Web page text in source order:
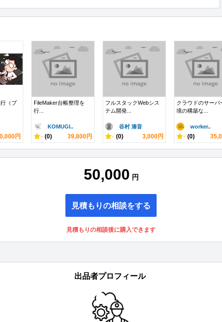
（プ
円
FileMaker台帳整理を
行...
KOMUGI..
- (0) 39,800円
フルスタックWebシス
テム開発...
谷村 湊音
- (0) 3,000円
クラウドのサーバ
境の構築な...
worker..
- (0)
50,000 円
見積もりの相談をする
見積もりの相談後に購入できます
出品者プロフィール